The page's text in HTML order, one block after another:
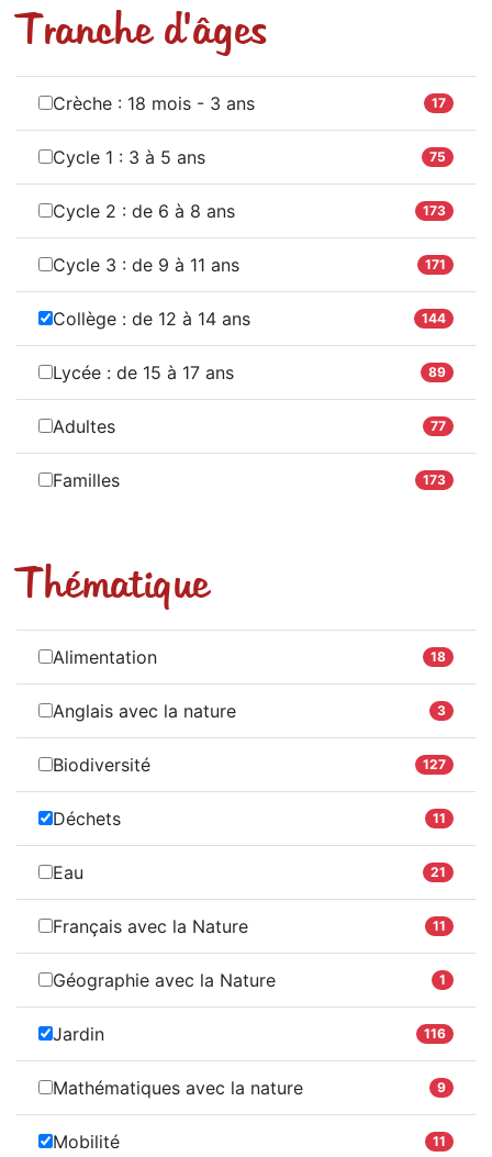
Tranche d'âges
Crèche : 18 mois - 3 ans 17
Cycle 1 : 3 à 5 ans 75
Cycle 2 : de 6 à 8 ans 173
Cycle 3 : de 9 à 11 ans 171
Collège : de 12 à 14 ans 144
Lycée : de 15 à 17 ans 89
Adultes 77
Familles 173
Thématique
Alimentation 18
Anglais avec la nature 3
Biodiversité 127
Déchets 11
Eau 21
Français avec la Nature 11
Géographie avec la Nature 1
Jardin 116
Mathématiques avec la nature 9
Mobilité 11